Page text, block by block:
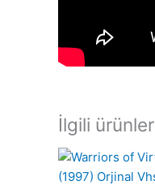
İlgili ürünler